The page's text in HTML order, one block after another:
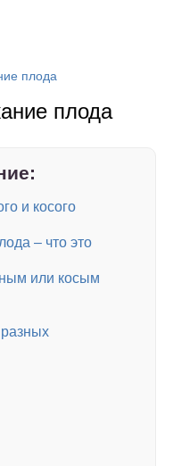
плода
плода
и косого
– что это
или косым